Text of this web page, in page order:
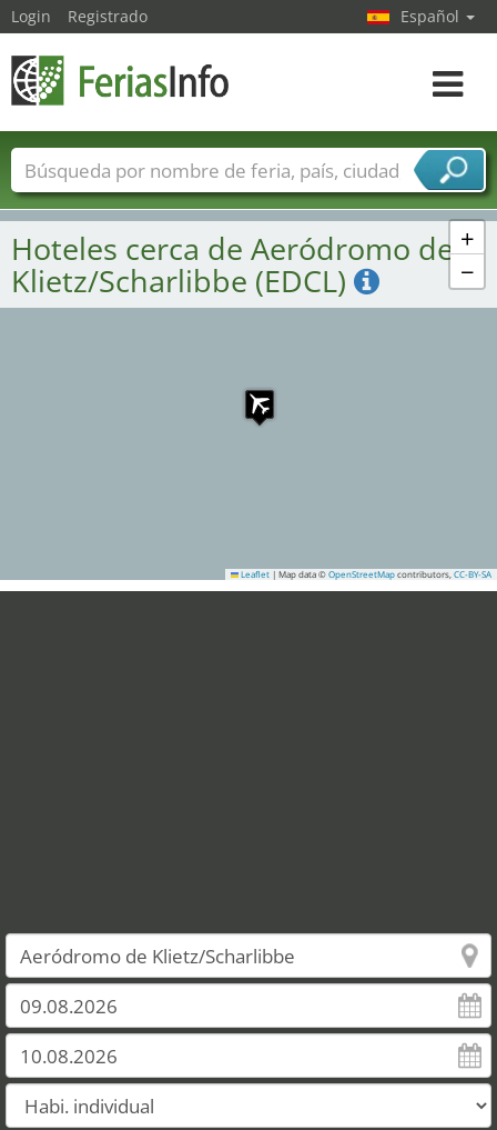
+
−
Leaflet | Map data © OpenStreetMap contributors, CC-BY-SA
Hoteles cerca de Aeródromo de
Klietz/Scharlibbe (EDCL)
Login Registrado Español
toggle
Nombres de ferias Países
Ciudades
Sectores de ferias
Sectores de proveedor de servicios